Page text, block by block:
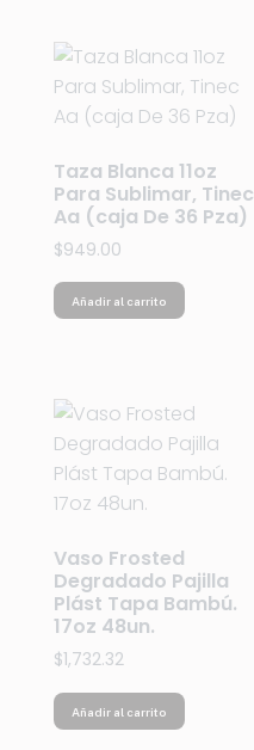
Taza Blanca 11oz
Para Sublimar, Tinec
Aa (caja De 36 Pza)
$949.00
Añadir al carrito
Vaso Frosted
Degradado Pajilla
Plást Tapa Bambú.
17oz 48un.
$1,732.32
Añadir al carrito